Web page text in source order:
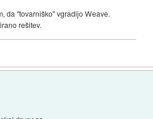
da "tovarniško" vgradijo Weave.
rešitev.